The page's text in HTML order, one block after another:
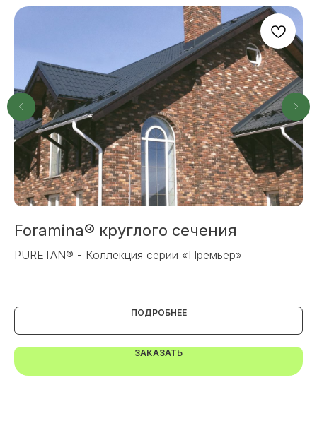
Foramina® круглого сечения
PURETAN® - Коллекция серии «Премьер»
ПОДРОБНЕЕ
ЗАКАЗАТЬ
Или напишите нам напрямую
Наш менеджер готов ответить на
телефону или заполните форму для
индивидуального подбора.
+7
ОТПРАВИТЬ